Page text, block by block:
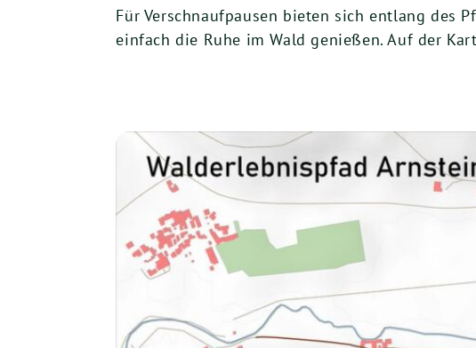
Für Verschnaufpausen bieten sich entlang des
einfach die Ruhe im Wald genießen. Auf der